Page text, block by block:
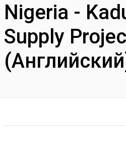
Nigeria -
Supply